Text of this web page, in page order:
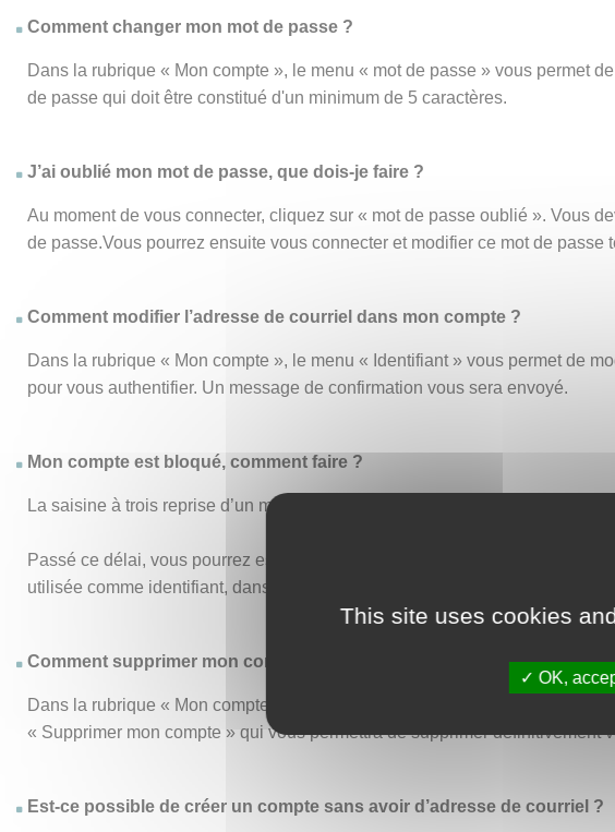
This site uses cookies
OK,
Comment changer mon mot de passe ?
Dans la rubrique « Mon compte », le menu « mot de passe » vous permet
de passe qui doit être constitué d'un minimum de 5 caractères.
J’ai oublié mon mot de passe, que dois-je faire ?
Au moment de vous connecter, cliquez sur « mot de passe oublié ». Vous
de passe.Vous pourrez ensuite vous connecter et modifier ce mot de passe
Comment modifier l’adresse de courriel dans mon compte ?
Dans la rubrique « Mon compte », le menu « Identifiant » vous permet de
pour vous authentifier. Un message de confirmation vous sera envoyé.
Mon compte est bloqué, comment faire ?
La saisine à trois reprise d’un mot de passe ou d’un identifiant erroné
Passé ce délai, vous pourrez essayer de vous connecter de nouveau ou
utilisée comme identifiant, dans vos anciens accusés de réception par
Comment supprimer mon compte ?
Dans la rubrique « Mon compte », le menu « Mon compte » vous permet
« Supprimer mon compte » qui vous permettra de supprimer définitivement
Est-ce possible de créer un compte sans avoir d’adresse de courriel ?